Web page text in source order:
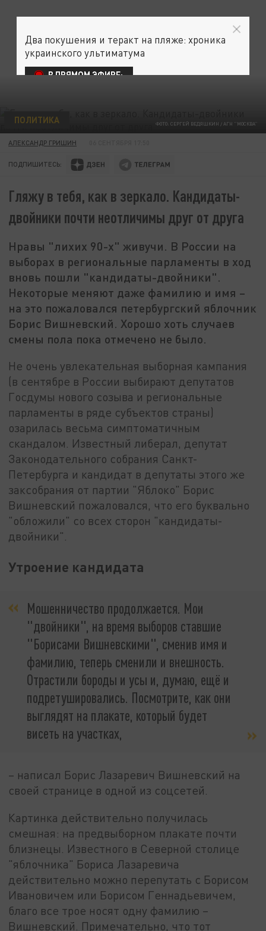
ФОТО: СЕРГЕЙ ВЕДЯШКИН / АГН "МОСКВА"
ПОЛИТИКА
АЛЕКСАНДР ГРИШИН
ПОДПИШИТЕСЬ:
Гляжу в тебя, как в зеркало. Кандидаты-
двойники почти неотличимы друг от друга
Нравы "лихих 90-х" живучи. В России на
выборах в региональные парламенты в ход
вновь пошли "кандидаты-двойники".
Некоторые меняют даже фамилию и имя –
на это пожаловался петербургский яблочник
Борис Вишневский. Хорошо хоть случаев
смены пола пока отмечено не было.
Не очень увлекательная выборная кампания
(в сентябре в России выбирают депутатов
Госдумы нового созыва и региональные
парламенты в ряде субъектов страны)
озарилась весьма симптоматичным
скандалом. Известный либерал, депутат
Законодательного собрания Санкт-
Петербурга и кандидат в депутаты этого же
заксобрания от партии "Яблоко" Борис
Вишневский пожаловался, что его буквально
"обложили" со всех сторон "кандидаты-
двойники".
Утроение кандидата
Мошенничество продолжается. Мои
"двойники", на время выборов ставшие
"Борисами Вишневскими", сменив имя и
фамилию, теперь сменили и внешность.
Отрастили бороды и усы и, думаю, ещё и
подретушировались. Посмотрите, как они
выглядят на плакате, который будет
висеть на участках,
– написал Борис Лазаревич Вишневский на
своей странице в одной из соцсетей.
Картинка действительно получилась
смешная: на предвыборном плакате почти
близнецы. Известного в Северной столице
"яблочника" Бориса Лазаревича
действительно можно перепутать с Борисом
Ивановичем или Борисом Геннадьевичем,
благо все трое носят одну фамилию –
Вишневский. Примечательно, что тот
Два покушения и теракт на пляже: хроника
украинского ультиматума
В ПРЯМОМ ЭФИРЕ: